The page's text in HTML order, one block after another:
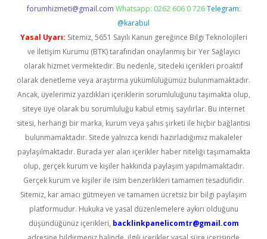
forumhizmeti@gmail.com Whatsapp: 0262 606 0 726 Telegram:
@karabul
Yasal Uyarı: Sitemiz, 5651 Sayılı Kanun gereğince Bilgi Teknolojileri
ve İletişim Kurumu (BTK) tarafından onaylanmış bir Yer Sağlayıcı
olarak hizmet vermektedir. Bu nedenle, sitedeki içerikleri proaktif
olarak denetleme veya araştırma yükümlülüğümüz bulunmamaktadır.
Ancak, üyelerimiz yazdıkları içeriklerin sorumluluğunu taşımakta olup,
siteye üye olarak bu sorumluluğu kabul etmiş sayılırlar. Bu internet
sitesi, herhangi bir marka, kurum veya şahıs şirketi ile hiçbir bağlantısı
bulunmamaktadır. Sitede yalnızca kendi hazırladığımız makaleler
paylaşılmaktadır. Burada yer alan içerikler haber niteliği taşımamakta
olup, gerçek kurum ve kişiler hakkında paylaşım yapılmamaktadır.
Gerçek kurum ve kişiler ile isim benzerlikleri tamamen tesadüfidir.
Sitemiz, kar amacı gütmeyen ve tamamen ücretsiz bir bilgi paylaşım
platformudur. Hukuka ve yasal düzenlemelere aykırı olduğunu
düşündüğünüz içerikleri, backlinkpanelicomtr@gmail.com